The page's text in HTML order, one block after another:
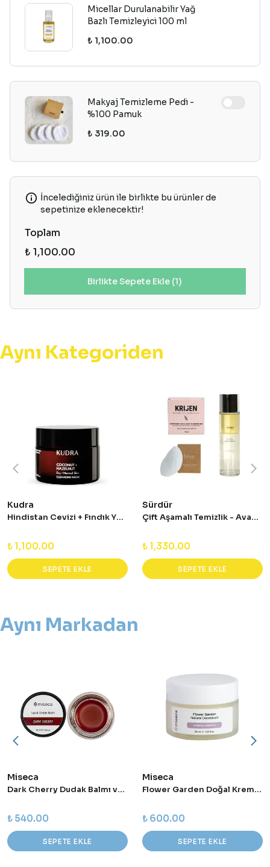
Micellar Durulanabilir Yağ
Bazlı Temizleyici 100 ml
₺ 1,100.00
Makyaj Temizleme Pedi -
%100 Pamuk
₺ 319.00
İncelediğiniz ürün ile birlikte bu ürünler de
sepetinize eklenecektir!
Toplam
₺ 1,100.00
Birlikte Sepete Ekle (1)
Aynı Kategoriden
Kudra
Hindistan Cevizi + Fındık Yüz ve Makyaj Temizleme Balsamı 50 ml
₺ 1,100.00
SEPETE EKLE
Sürdür
Çift Aşamalı Temizlik - Avantajlı Set
₺ 1,330.00
SEPETE EKLE
Aynı Markadan
Miseca
Dark Cherry Dudak Balmı ve Allık 10 ml
₺ 540.00
SEPETE EKLE
Miseca
Flower Garden Doğal Krem Deodorant 30 ml
₺ 600.00
SEPETE EKLE